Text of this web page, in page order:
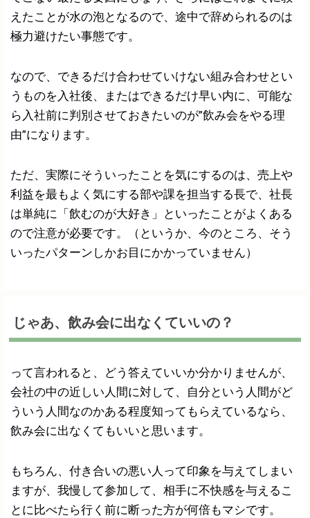
えたことが水の泡となるので、途中で辞められるのは
極力避けたい事態です。
なので、できるだけ合わせていけない組み合わせとい
うものを入社後、またはできるだけ早い内に、可能な
ら入社前に判別させておきたいのが”飲み会をやる理
由”になります。
ただ、実際にそういったことを気にするのは、売上や
利益を最もよく気にする部や課を担当する長で、社長
は単純に「飲むのが大好き」といったことがよくある
ので注意が必要です。（というか、今のところ、そう
いったパターンしかお目にかかっていません）
じゃあ、飲み会に出なくていいの？
って言われると、どう答えていいか分かりませんが、
会社の中の近しい人間に対して、自分という人間がど
ういう人間なのかある程度知ってもらえているなら、
飲み会に出なくてもいいと思います。
もちろん、付き合いの悪い人って印象を与えてしまい
ますが、我慢して参加して、相手に不快感を与えるこ
とに比べたら行く前に断った方が何倍もマシです。